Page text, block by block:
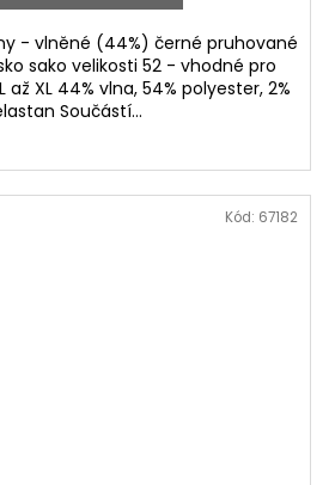
- vlněné (44%) černé pruhované
sako velikosti 52 - vhodné pro
XL 44% vlna, 54% polyester, 2%
Součástí...
Kód: 67182